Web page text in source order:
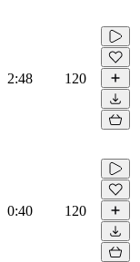
2:48 120
0:40 120